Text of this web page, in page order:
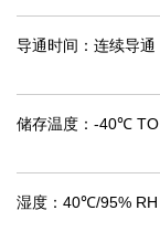
导通时间： 连续导通
储存温度： -40℃
湿度： 40℃/95% RH